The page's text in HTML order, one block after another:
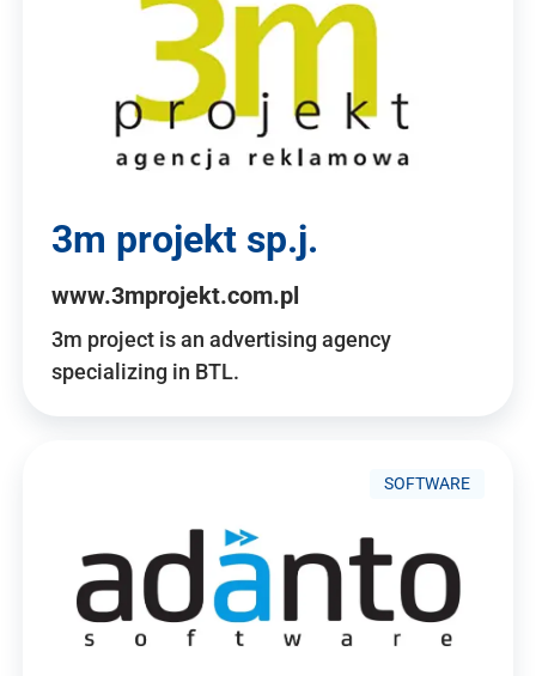
3m projekt sp.j.
www.3mprojekt.com.pl
3m project is an advertising agency
specializing in BTL.
SOFTWARE